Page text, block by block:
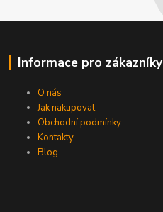
Informace pro zákazníky
O nás
Jak nakupovat
Obchodní podmínky
Kontakty
Blog